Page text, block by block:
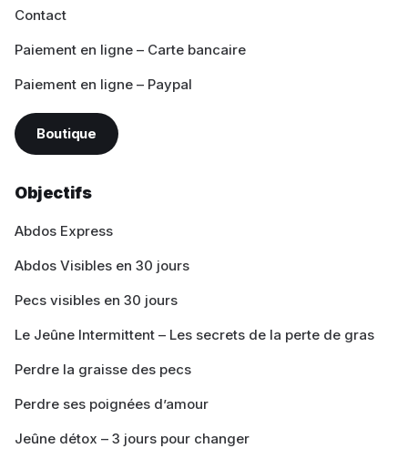
Contact
Paiement en ligne – Carte bancaire
Paiement en ligne – Paypal
Boutique
Objectifs
Abdos Express
Abdos Visibles en 30 jours
Pecs visibles en 30 jours
Le Jeûne Intermittent – Les secrets de la perte de gras
Perdre la graisse des pecs
Perdre ses poignées d’amour
Jeûne détox – 3 jours pour changer